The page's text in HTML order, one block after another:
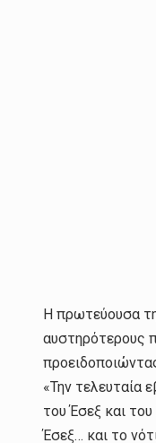
Η πρωτεύουσα
αυστηρότερους
«Την τελευταία
του Έσεξ και
Έσεξ… και το